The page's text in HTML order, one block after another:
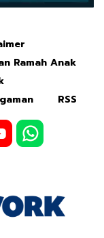
Ramah Anak
RSS